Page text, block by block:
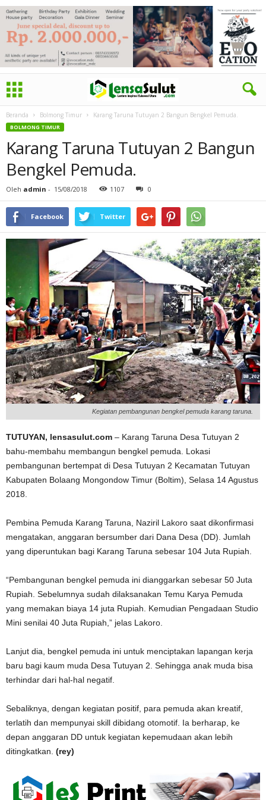
Beranda Bolmong Timur Karang Taruna Tutuyan 2 Bangun Bengkel Pemuda.
BOLMONG TIMUR
Karang Taruna Tutuyan 2 Bangun
Bengkel Pemuda.
Oleh admin - 15/08/2018 1107 0
Facebook Twitter
Kegiatan pembangunan bengkel pemuda karang taruna.
TUTUYAN, lensasulut.com – Karang Taruna Desa Tutuyan 2
bahu-membahu membangun bengkel pemuda. Lokasi
pembangunan bertempat di Desa Tutuyan 2 Kecamatan Tutuyan
Kabupaten Bolaang Mongondow Timur (Boltim), Selasa 14 Agustus
2018.
Pembina Pemuda Karang Taruna, Naziril Lakoro saat dikonfirmasi
mengatakan, anggaran bersumber dari Dana Desa (DD). Jumlah
yang diperuntukan bagi Karang Taruna sebesar 104 Juta Rupiah.
“Pembangunan bengkel pemuda ini dianggarkan sebesar 50 Juta
Rupiah. Sebelumnya sudah dilaksanakan Temu Karya Pemuda
yang memakan biaya 14 juta Rupiah. Kemudian Pengadaan Studio
Mini senilai 40 Juta Rupiah,” jelas Lakoro.
Lanjut dia, bengkel pemuda ini untuk menciptakan lapangan kerja
baru bagi kaum muda Desa Tutuyan 2. Sehingga anak muda bisa
terhindar dari hal-hal negatif.
Sebaliknya, dengan kegiatan positif, para pemuda akan kreatif,
terlatih dan mempunyai skill dibidang otomotif. Ia berharap, ke
depan anggaran DD untuk kegiatan kepemudaan akan lebih
ditingkatkan. (rey)